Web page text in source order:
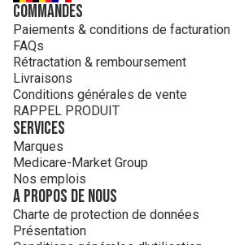
Commandes
Paiements & conditions de facturation
FAQs
Rétractation & remboursement
Livraisons
Conditions générales de vente
RAPPEL PRODUIT
Services
Marques
Medicare-Market Group
Nos emplois
A propos de nous
Charte de protection de données
Présentation